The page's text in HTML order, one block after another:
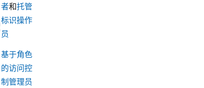
者和托管
标识操作
员
基于角色
的访问控
制管理员